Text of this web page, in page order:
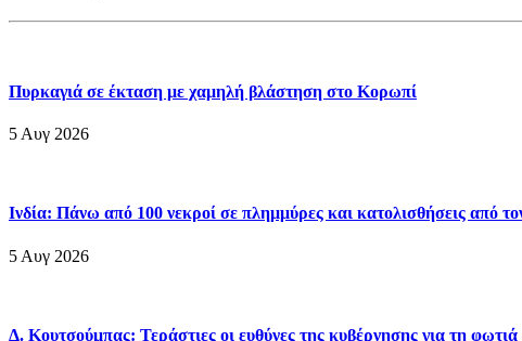
Πυρκαγιά σε έκταση με χαμηλή βλάστηση στο Κορωπί
5 Αυγ 2026
Ινδία: Πάνω από 100 νεκροί σε πλημμύρες και κατολισθήσεις από
5 Αυγ 2026
Δ. Κουτσούμπας: Τεράστιες οι ευθύνες της κυβέρνησης για τη